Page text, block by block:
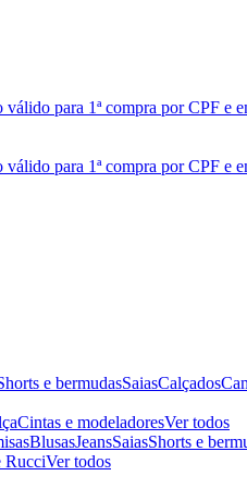
e bermudasSaiasCalçados
Cintas e modeladoresVer todos
BlusasJeansSaiasShorts e
RucciVer todos